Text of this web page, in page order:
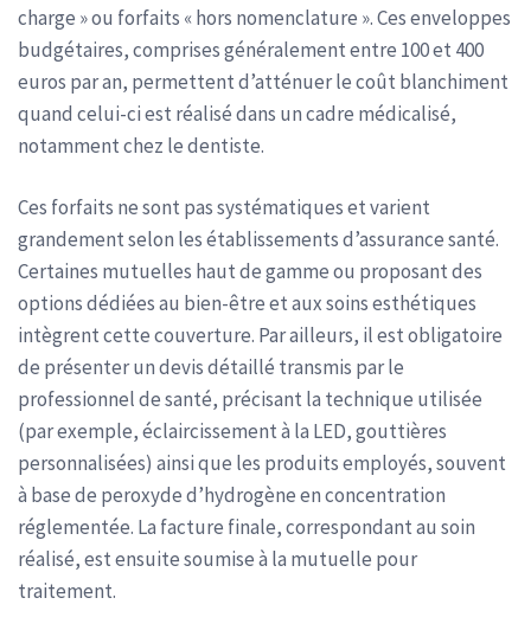
charge » ou forfaits « hors nomenclature ». Ces enveloppes
budgétaires, comprises généralement entre 100 et 400
euros par an, permettent d’atténuer le coût blanchiment
quand celui-ci est réalisé dans un cadre médicalisé,
notamment chez le dentiste.
Ces forfaits ne sont pas systématiques et varient
grandement selon les établissements d’assurance santé.
Certaines mutuelles haut de gamme ou proposant des
options dédiées au bien-être et aux soins esthétiques
intègrent cette couverture. Par ailleurs, il est obligatoire
de présenter un devis détaillé transmis par le
professionnel de santé, précisant la technique utilisée
(par exemple, éclaircissement à la LED, gouttières
personnalisées) ainsi que les produits employés, souvent
à base de peroxyde d’hydrogène en concentration
réglementée. La facture finale, correspondant au soin
réalisé, est ensuite soumise à la mutuelle pour
traitement.